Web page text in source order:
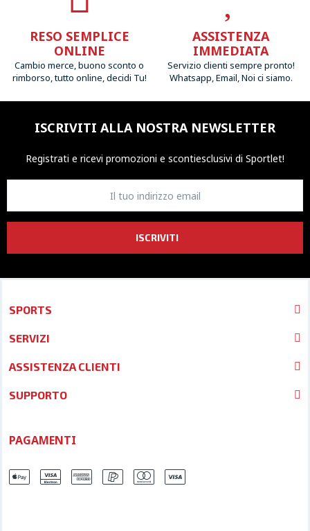
RESO SEMPLICE
ONLINE
Cambio merce, buono sconto o
rimborso, tutto online, decidi Tu!
ASSISTENZA
IMMEDIATA
Servizio clienti sempre pronto!
Whatsapp, Email, Noi ci siamo.
ISCRIVITI ALLA NOSTRA NEWSLETTER
Registrati e ricevi promozioni e scontiesclusivi di Sportlet!
ISCRIVITI
SPORTS
SERVIZI
ASSISTENZA CLIENTI
SUPPORTO
PAGAMENTI